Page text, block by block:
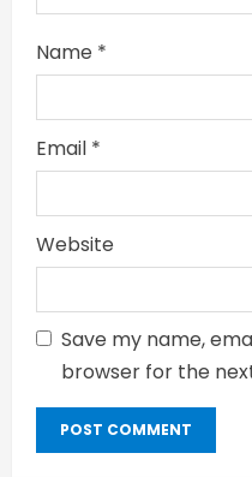
Name *
Email *
Website
Save my name,
browser for the